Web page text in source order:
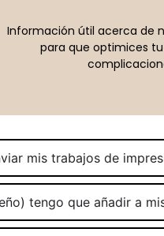
Información útil acerca de
para que optimices
mis trabajos de
tengo que añadir a